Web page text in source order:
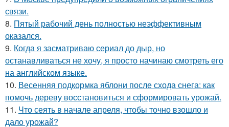
связи.
8. Пятый рабочий день полностью неэффективным
оказался.
9. Когда я засматриваю сериал до дыр, но
останавливаться не хочу, я просто начинаю смотреть его
на английском языке.
10. Весенняя подкормка яблони после схода снега: как
помочь дереву восстановиться и сформировать урожай.
11. Что сеять в начале апреля, чтобы точно взошло и
дало урожай?